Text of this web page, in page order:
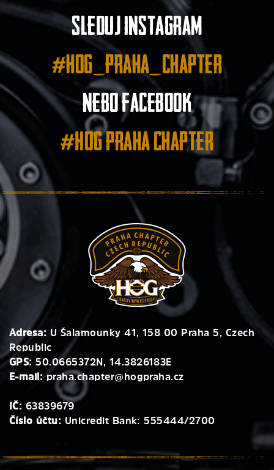
Sleduj instagram
#hog_praha_chapter
nebo facebook
#HOG Praha Chapter
Adresa: U Šalamounky 41, 158 00 Praha 5, Czech
Republic
GPS: 50.0665372N, 14.3826183E
E-mail: praha.chapter@hogpraha.cz
IČ: 63839679
Číslo účtu: Unicredit Bank: 555444/2700